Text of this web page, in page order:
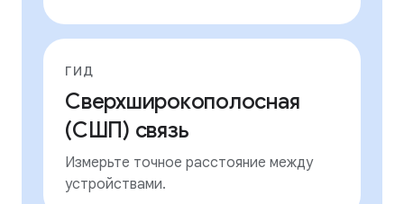
ГИД
Сверхширокополосная
(СШП) связь
Измерьте точное расстояние между
устройствами.